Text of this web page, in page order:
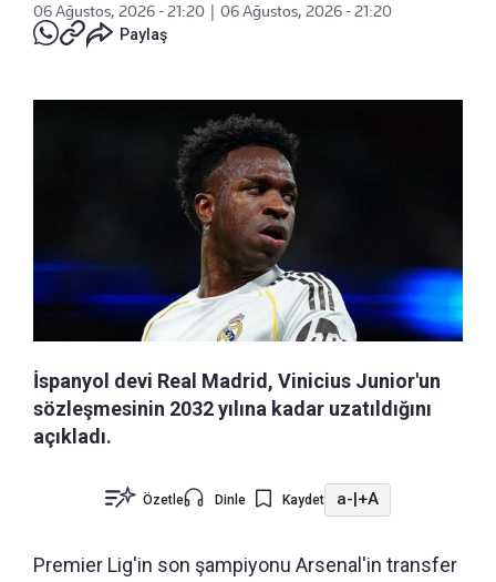
06 Ağustos, 2026 - 21:20
06 Ağustos, 2026 - 21:20
Paylaş
İspanyol devi Real Madrid, Vinicius Junior'un
sözleşmesinin 2032 yılına kadar uzatıldığını
açıkladı.
Özetle Dinle Kaydet a- +A
Premier Lig'in son şampiyonu Arsenal'in transfer